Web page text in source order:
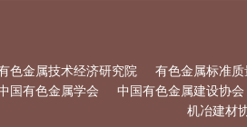
色金属技术经济研究院
有色金属标准
国有色金属学会
中国有色金属建设协会
机冶建材